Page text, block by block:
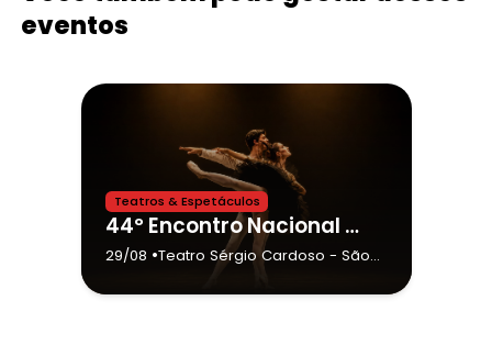
eventos
Teatros & Espetáculos
44º Encontro Nacional de Dança-ENDA
29/08 •Teatro Sérgio Cardoso - São